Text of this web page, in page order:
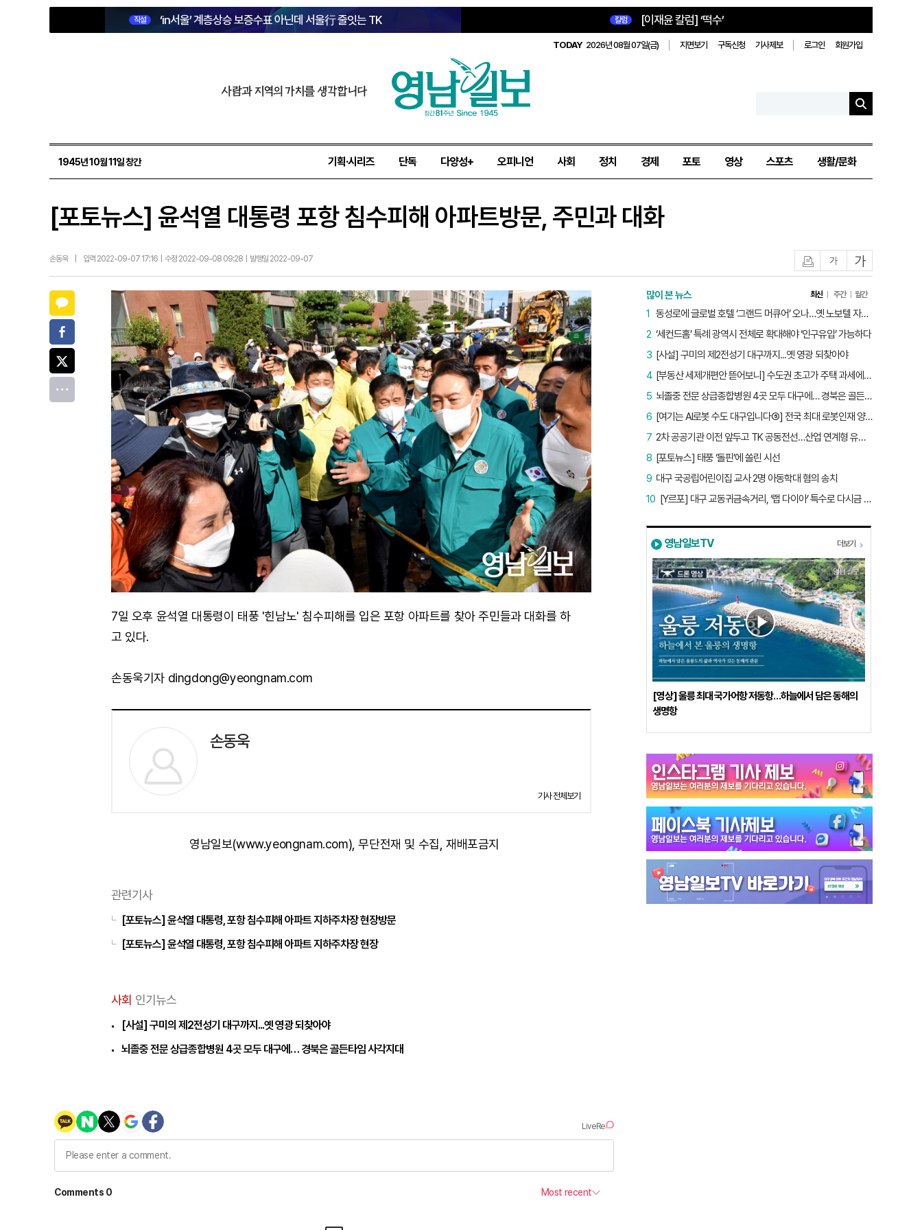
직설 ‘in서울’ 계층상승 보증수표 아닌데 서울行 줄잇는 TK 칼럼 [이재윤 칼럼] ‘떡수’
TODAY 2026년 08월 07일(금) 지면보기 구독신청 기사제보 로그인 회원가입
사람과 지역의 가치를 생각합니다
1945년 10월 11일 창간 기획·시리즈 단독 다양성+ 오피니언 사회 정치 경제 포토 영상 스포츠 생활/문화
[포토뉴스] 윤석열 대통령 포항 침수피해 아파트방문, 주민과 대화
손동욱 입력 2022-09-07 17:16 | 수정 2022-09-08 09:28 | 발행일 2022-09-07 글자작게글자크게
7일 오후 윤석열 대통령이 태풍 '힌남노' 침수피해를 입은 포항 아파트를 찾아 주민들과 대화를 하
고 있다.
손동욱기자 dingdong@yeongnam.com
손동욱
기사 전체보기
영남일보(www.yeongnam.com), 무단전재 및 수집, 재배포금지
관련기사
[포토뉴스] 윤석열 대통령, 포항 침수피해 아파트 지하주차장 현장방문
[포토뉴스] 윤석열 대통령, 포항 침수피해 아파트 지하주차장 현장
사회 인기뉴스
[사설] 구미의 제2전성기 대구까지...옛 영광 되찾아야
뇌졸중 전문 상급종합병원 4곳 모두 대구에… 경북은 골든타임 사각지대
많이 본 뉴스 최신 주간 월간
동성로에 글로벌 호텔 ‘그랜드 머큐어’ 오나…옛 노보텔 자리 사무실 개설
1
‘세컨드홈’ 특례 광역시 전체로 확대해야 ‘인구유입’ 가능하다
2
[사설] 구미의 제2전성기 대구까지...옛 영광 되찾아야
3
[부동산 세제개편안 뜯어보니] 수도권 초고가 주택 과세에만 초점…침체된 지방 부동산 대책은 없다
4
뇌졸중 전문 상급종합병원 4곳 모두 대구에… 경북은 골든타임 사각지대
5
[여기는 AI로봇 수도 대구입니다⑤] 전국 최대 로봇인재 양성소…“대구산업 맞춤형 교육과정 만들자”
6
2차 공공기관 이전 앞두고 TK 공동전선…산업 연계형 유치 승부수
7
[포토뉴스] 태풍 ‘돌핀’에 쏠린 시선
8
대구 국공립어린이집 교사 2명 아동학대 혐의 송치
9
[Y르포] 대구 교동귀금속거리, ‘랩 다이아’ 특수로 다시금 활기…“반짝 인기 의존 않는 지속 가능 성장 동력 마련해야”
10
영남일보TV 더보기
[영상] 울릉 최대 국가어항 저동항…하늘에서 담은 동해의
생명항